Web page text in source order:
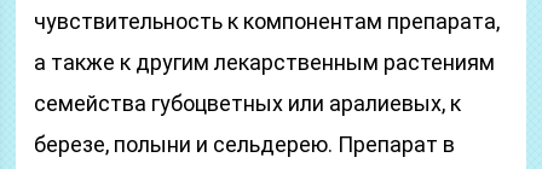
чувствительность к компонентам препарата,
а также к другим лекарственным растениям
семейства губоцветных или аралиевых, к
березе, полыни и сельдерею. Препарат в